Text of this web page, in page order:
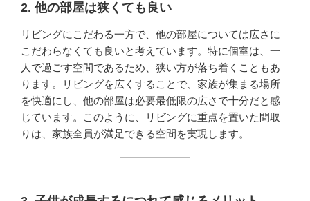
2. 他の部屋は狭くても良い
リビングにこだわる一方で、他の部屋については広さに
こだわらなくても良いと考えています。特に個室は、一
人で過ごす空間であるため、狭い方が落ち着くこともあ
ります。リビングを広くすることで、家族が集まる場所
を快適にし、他の部屋は必要最低限の広さで十分だと感
じています。このように、リビングに重点を置いた間取
りは、家族全員が満足できる空間を実現します。